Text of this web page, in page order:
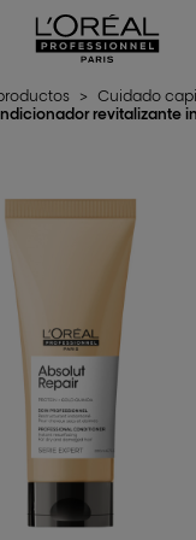
Paris
> Cuidado
revitalizante